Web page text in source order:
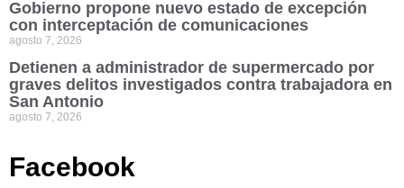
Gobierno propone nuevo estado de excepción
con interceptación de comunicaciones
agosto 7, 2026
Detienen a administrador de supermercado por
graves delitos investigados contra trabajadora en
San Antonio
agosto 7, 2026
Facebook